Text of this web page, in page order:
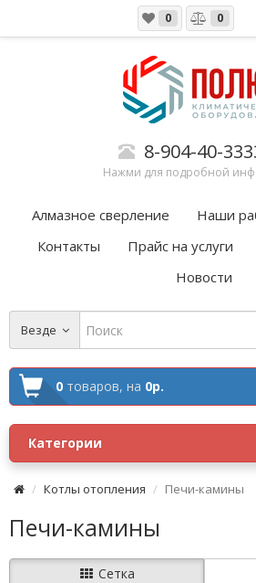
0 0
8-904-40-
Нажми для подробной
Алмазное сверление Наши
Контакты
Прайс на услуги
Новости
Везде
0 товаров, на 0р.
Категории
Котлы отопления Печи-камины
Печи-камины
Сетка